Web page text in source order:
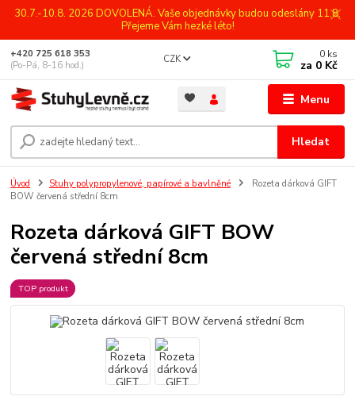
30.7.-10.8. 2026 DOVOLENÁ. Vaše objednávky budou odeslány 11.8.
Přejeme Vám hezké léto!
Menu
CZK
Hledat
+420 725 618 353
(Po-Pá, 8-16 hod.)
0 ks
za 0 Kč
Úvod Stuhy polypropylenové, papírové a bavlněné
Rozeta dárková GIFT
BOW červená střední 8cm
Rozeta dárková GIFT BOW
červená střední 8cm
TOP produkt